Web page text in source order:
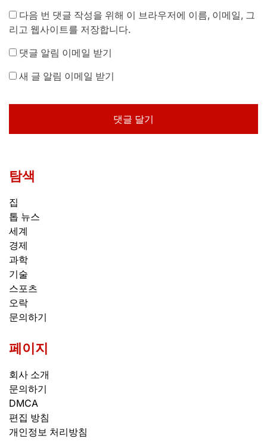
다음 번 댓글 작성을 위해 이 브라우저에 이름, 이메일, 그
리고 웹사이트를 저장합니다.
댓글 알림 이메일 받기
새 글 알림 이메일 받기
탐색
집
톱 뉴스
세계
경제
과학
기술
스포츠
오락
문의하기
페이지
회사 소개
문의하기
DMCA
편집 방침
개인정보 처리방침